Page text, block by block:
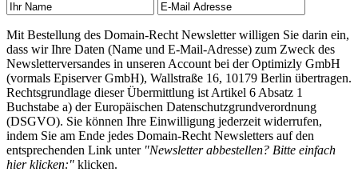
Mit Bestellung des Domain-Recht Newsletter willigen Sie darin ein,
dass wir Ihre Daten (Name und E-Mail-Adresse) zum Zweck des
Newsletterversandes in unseren Account bei der Optimizly GmbH
(vormals Episerver GmbH), Wallstraße 16, 10179 Berlin übertragen.
Rechtsgrundlage dieser Übermittlung ist Artikel 6 Absatz 1
Buchstabe a) der Europäischen Datenschutzgrundverordnung
(DSGVO). Sie können Ihre Einwilligung jederzeit widerrufen,
indem Sie am Ende jedes Domain-Recht Newsletters auf den
entsprechenden Link unter "Newsletter abbestellen? Bitte einfach
hier klicken:" klicken.